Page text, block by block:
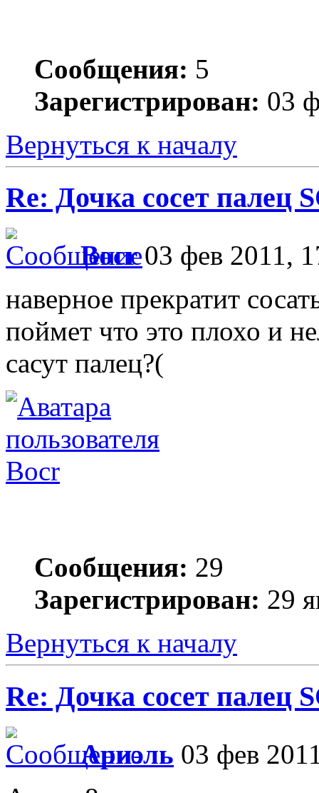
Сообщения: 5
Зарегистрирован: 03
Вернуться к началу
Re: Дочка сосет палец
Bocr03 фев 2011,
наверное прекратит
поймет что это плохо и
сасут палец?(
Bocr
Сообщения: 29
Зарегистрирован: 29
Вернуться к началу
Re: Дочка сосет палец
Ариэль 03 фев